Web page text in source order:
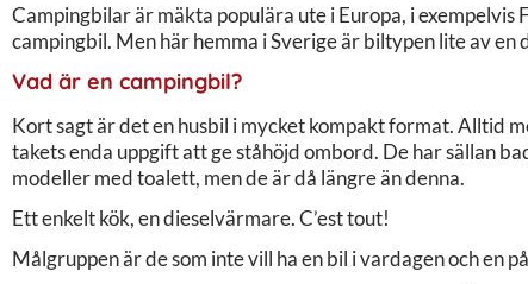
Campingbilar är mäkta populära ute i Europa, i
campingbil. Men här hemma i Sverige är biltypen lite av en
Vad är en campingbil?
Kort sagt är det en husbil i mycket kompakt format. Alltid
takets enda uppgift att ge ståhöjd ombord. De har sällan
modeller med toalett, men de är då längre än denna.
Ett enkelt kök, en dieselvärmare. C’est tout!
Målgruppen är de som inte vill ha en bil i vardagen och en